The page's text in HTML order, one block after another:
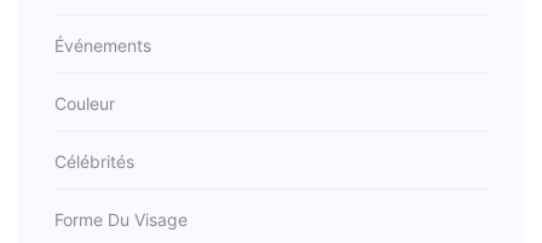
Événements
Couleur
Célébrités
Forme Du Visage